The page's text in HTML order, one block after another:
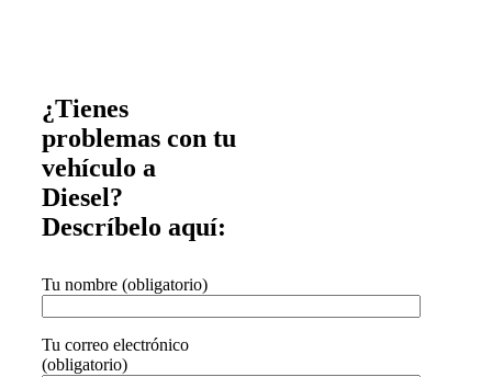
¿Tienes
problemas con tu
vehículo a
Diesel?
Descríbelo aquí:
Tu nombre (obligatorio)
Tu correo electrónico
(obligatorio)